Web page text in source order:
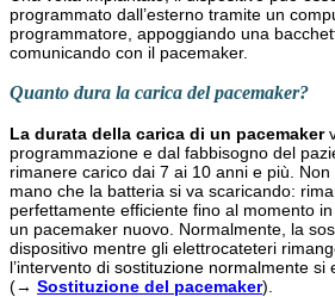
programmato dall’esterno tramite un
programmatore, appoggiando una
comunicando con il pacemaker.
Quanto dura la carica del pacemaker?
La durata della carica di un pacemaker
programmazione e dal fabbisogno del
rimanere carico dai 7 ai 10 anni e più.
mano che la batteria si va scaricando:
perfettamente efficiente fino al momento
un pacemaker nuovo. Normalmente, la
dispositivo mentre gli elettrocateteri
l’intervento di sostituzione normalmente si
(→ Sostituzione del pacemaker).